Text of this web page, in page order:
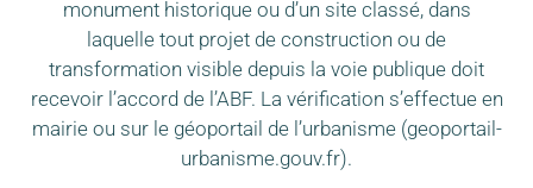
monument historique ou d’un site classé, dans
laquelle tout projet de construction ou de
transformation visible depuis la voie publique doit
recevoir l’accord de l’ABF. La vérification s’effectue en
mairie ou sur le géoportail de l’urbanisme (geoportail-
urbanisme.gouv.fr).